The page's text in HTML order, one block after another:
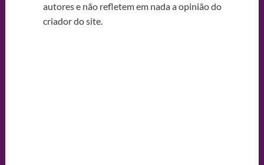
autores e não refletem em nada a opinião do
criador do site.